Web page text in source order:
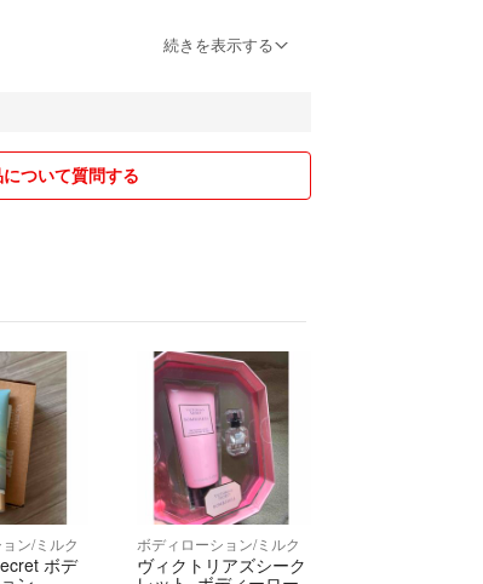
多く使用されます。
が、天然香料で多く発生する傾向にあり
い合成香料と比較すると、自然物由来だ
含まれており、これらが澱の原因になる
にタンパク質系成分がなりやすい。
殿したりします。
続きを表示する
ついて質問する
ン/ミルク
ボデ
ボディローション/ミルク
ヴィクトリアズシーク